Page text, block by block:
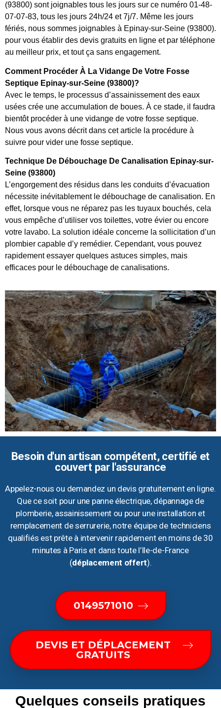
(93800) sont joignables tous les jours sur ce numéro 01-48-
07-07-83, tous les jours 24h/24 et 7j/7. Même les jours
fériés, nous sommes joignables à Epinay-sur-Seine (93800).
pour vous établir des devis gratuits en ligne et par téléphone
au meilleur prix, et tout ça sans engagement.
Comment Procéder À La Vidange De Votre Fosse
Septique Epinay-sur-Seine (93800)?
Avec le temps, le processus d’assainissement des eaux
usées crée une accumulation de boues. À ce stade, il faudra
bientôt procéder à une vidange de votre fosse septique.
Nous vous avons décrit dans cet article la procédure à
suivre pour vider une fosse septique.
Technique De Débouchage De Canalisation Epinay-sur-
Seine (93800)
L’engorgement des résidus dans les conduits d’évacuation
nécessite inévitablement le débouchage de canalisation. En
effet, lorsque vous ne réparez pas les tuyaux bouchés, cela
vous empêche d’utiliser vos toilettes, votre évier ou encore
votre lavabo. La solution idéale concerne la sollicitation d’un
plombier capable d’y remédier. Cependant, vous pouvez
rapidement essayer quelques astuces simples, mais
efficaces pour le débouchage de canalisations.
Besoin d'un artisan compétent, certifié et
couvert par l'assurance
Appelez-nous ou demandez un devis gratuitement en ligne.
Que ce soit pour une panne électrique, dépannage de
plomberie, assainissement ou pour une installation et
remplacement de serrurerie, notre équipe de techniciens
qualifiés est prête à intervenir rapidement en moins de 30
minutes à Paris et dans toute l’Ile-de-France
(déplacement offert).
0149571010
DEVIS ET DÉPLACEMENT
GRATUITS
Quelques conseils pratiques